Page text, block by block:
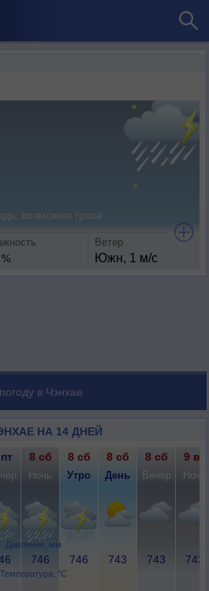
возможна гроза
%
Ветер
Южн, 1 м/с
в Чэнхае
НА 14 ДНЕЙ
Давление, мм
Температура, °C
8 сб 8 сб 8 сб 8 сб 9 вс
Ночь Утро День Вечер Ночь
746 746 743 743 742